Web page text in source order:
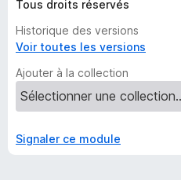
Tous droits réservés
Historique des versions
Voir toutes les versions
Ajouter à la collection
Signaler ce module